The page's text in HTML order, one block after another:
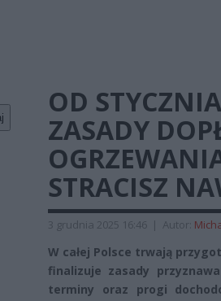
OD
ZASADY
STRACISZ
3 grudnia 2025 16:46 | Autor:
W całej Polsce trwają
finalizuje zasady
terminy oraz progi